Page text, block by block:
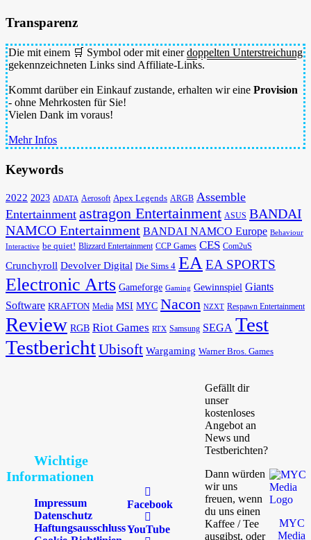
Transparenz
Die mit einem 🛒 Symbol oder mit einerdoppelten Unterstreichung
gekennzeichneten Links sind Affiliate-Links.
Kommt darüber ein Einkauf zustande, erhalten wir eine Provision
- ohne Mehrkosten für Sie!
Vielen Dank im voraus!
Mehr Infos
Keywords
2022 2023 ADATA Aerosoft Apex Legends ARGB Assemble
Entertainment astragon Entertainment ASUS BANDAI
NAMCO Entertainment BANDAI NAMCO Europe Behaviour
Interactive be quiet! Blizzard Entertainment CCP Games CES Com2uS
Crunchyroll Devolver Digital Die Sims 4 EAEA SPORTS
Electronic Arts Gameforge Gaming Gewinnspiel Giants
Software KRAFTON Media MSI MYC Nacon NZXT Respawn Entertainment
Review RGB Riot Games RTX Samsung SEGA Test
TestberichtUbisoft Wargaming Warner Bros. Games
Wichtige
Informationen
Impressum
Datenschutz
Haftungsausschluss
Facebook
YouTube
Gefällt dir
unser
kostenloses
Angebot an
News und
Testberichten?
Dann würden
wir uns
freuen, wenn
du uns einen
Kaffee / Tee
ausgibst, oder
MYC
Media